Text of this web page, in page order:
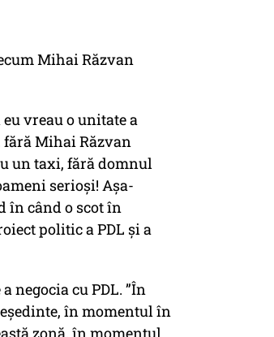
Mihai Răzvan
vreau o unitate a
fără Mihai Răzvan
un taxi, fără domnul
serioşi! Aşa-
în când o scot în
politic a PDL şi a
negocia cu PDL. ”În
în momentul în
zonă, în momentul